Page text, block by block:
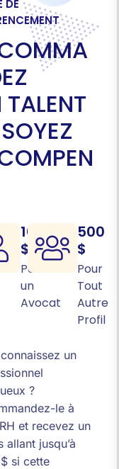
DE
OMMA
EZ
TALENT
SOYEZ
OMPEN
1000
$
Pour
un
Avocat
500
$
Pour
Tout
Autre
Profil
un
?
le à
et recevez un
allant jusqu’à
si cette